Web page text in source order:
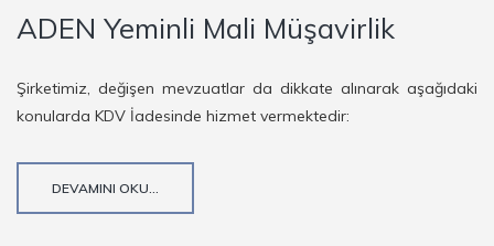
ADEN Yeminli Mali Müşavirlik
Şirketimiz, değişen mevzuatlar da dikkate alınarak aşağıdaki
konularda KDV İadesinde hizmet vermektedir:
DEVAMINI OKU...